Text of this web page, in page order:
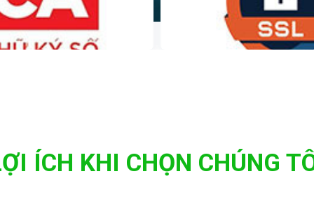
ÍCH KHI CHỌN CHÚNG